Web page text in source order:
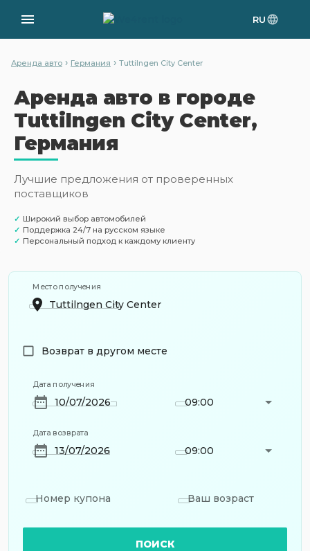
RU
Аренда авто › Германия › Tuttilngen City Center
Аренда авто в городе
Tuttilngen City Center,
Германия
Лучшие предложения от проверенных
поставщиков
✓ Широкий выбор автомобилей
✓ Поддержка 24/7 на русском языке
✓ Персональный подход к каждому клиенту
Место получения
Возврат в другом месте
Дата получения
09:00
Дата возврата
09:00
Номер купона Ваш возраст
ПОИСК